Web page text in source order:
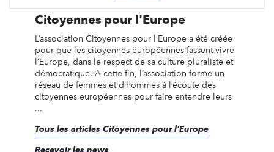
Citoyennes pour l'Europe
L’association Citoyennes pour l’Europe a été créée
pour que les citoyennes européennes fassent vivre
l’Europe, dans le respect de sa culture pluraliste et
démocratique. A cette fin, l’association forme un
réseau de femmes et d’hommes à l’écoute des
citoyennes européennes pour faire entendre leurs
...
Tous les articles Citoyennes pour l'Europe
Recevoir les news